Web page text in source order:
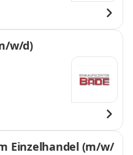
w/d)
Einzelhandel (m/w/